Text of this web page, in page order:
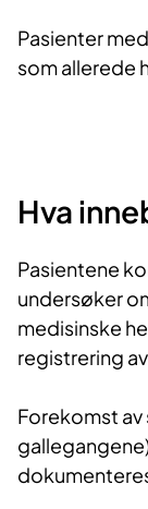
Pasienter
som allerede
Hva
Pasientene
undersøker
medisinske
registrering
Forekomst av